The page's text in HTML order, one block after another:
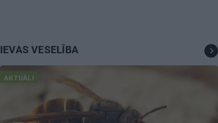
IEVAS VESELĪBA
AKTUĀLI